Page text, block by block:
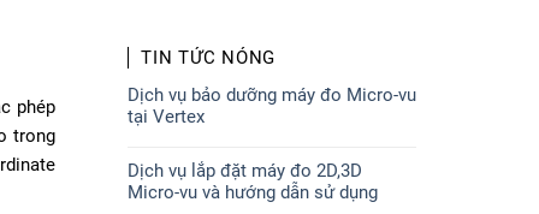
phép
trong
TIN TỨC NÓNG
Dịch vụ bảo dưỡng máy đo Micro-vu
tại Vertex
Dịch vụ lắp đặt máy đo 2D,3D
Micro-vu và hướng dẫn sử dụng